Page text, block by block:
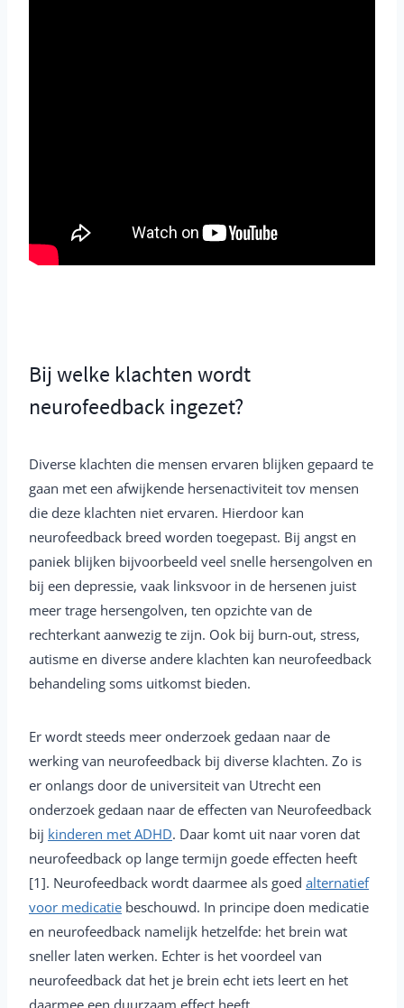
Bij welke klachten wordt
neurofeedback ingezet?
Diverse klachten die mensen ervaren blijken gepaard te
gaan met een afwijkende hersenactiviteit tov mensen
die deze klachten niet ervaren. Hierdoor kan
neurofeedback breed worden toegepast. Bij angst en
paniek blijken bijvoorbeeld veel snelle hersengolven en
bij een depressie, vaak linksvoor in de hersenen juist
meer trage hersengolven, ten opzichte van de
rechterkant aanwezig te zijn. Ook bij burn-out, stress,
autisme en diverse andere klachten kan neurofeedback
behandeling soms uitkomst bieden.
Er wordt steeds meer onderzoek gedaan naar de
werking van neurofeedback bij diverse klachten. Zo is
er onlangs door de universiteit van Utrecht een
onderzoek gedaan naar de effecten van Neurofeedback
bij kinderen met ADHD. Daar komt uit naar voren dat
neurofeedback op lange termijn goede effecten heeft
[1]. Neurofeedback wordt daarmee als goed alternatief
voor medicatie beschouwd. In principe doen medicatie
en neurofeedback namelijk hetzelfde: het brein wat
sneller laten werken. Echter is het voordeel van
neurofeedback dat het je brein echt iets leert en het